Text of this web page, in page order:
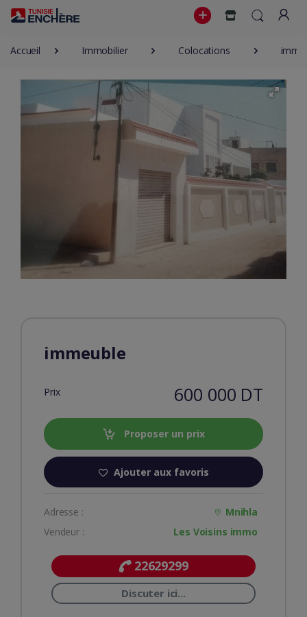
Accueil Immobilier Colocations
immeuble
Prix 600 000 DT
Proposer un prix
Ajouter aux favoris
Adresse :
Mnihla
Vendeur :
Les Voisins immo
22629299
Discuter ici...